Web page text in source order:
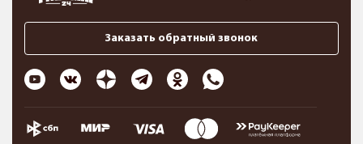
Заказать обратный звонок